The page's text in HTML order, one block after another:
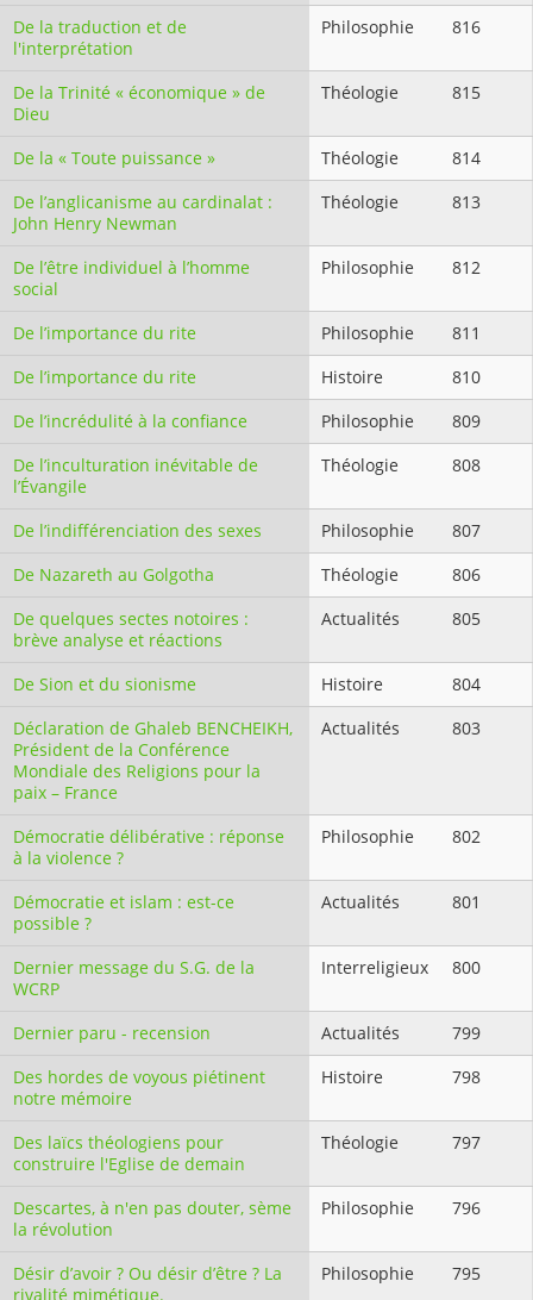
De la traduction et de
l'interprétation
Philosophie 816
De la Trinité « économique » de
Dieu
Théologie 815
De la « Toute puissance » Théologie
814
De l’anglicanisme au cardinalat :
John Henry Newman
Théologie 813
De l’être individuel à l’homme
social
Philosophie 812
De l’importance du rite Philosophie
811
De l’importance du rite
Histoire
810
De l’incrédulité à la confiance
Philosophie
809
De l’inculturation inévitable de
l’Évangile
Théologie 808
De l’indifférenciation des sexes Philosophie
807
De Nazareth au Golgotha
Théologie
806
De quelques sectes notoires :
brève analyse et réactions
Actualités 805
De Sion et du sionisme Histoire
804
Déclaration de Ghaleb BENCHEIKH,
Président de la Conférence
Mondiale des Religions pour la
paix – France
Actualités 803
Démocratie délibérative : réponse
à la violence ?
Philosophie 802
Démocratie et islam : est-ce
possible ?
Actualités 801
Dernier message du S.G. de la
WCRP
Interreligieux 800
Dernier paru - recension Actualités
799
Des hordes de voyous piétinent
notre mémoire
Histoire 798
Des laïcs théologiens pour
construire l'Eglise de demain
Théologie 797
Descartes, à n'en pas douter, sème
la révolution
Philosophie 796
Désir d’avoir ? Ou désir d’être ? La
rivalité mimétique.
Philosophie 795